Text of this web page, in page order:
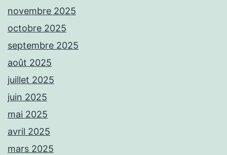
novembre 2025
octobre 2025
septembre 2025
août 2025
juillet 2025
juin 2025
mai 2025
avril 2025
mars 2025